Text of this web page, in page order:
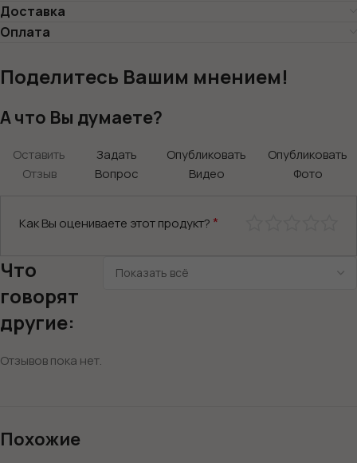
Доставка
Оплата
Поделитесь Вашим мнением!
А что Вы думаете?
Оставить
Отзыв
Задать
Вопрос
Опубликовать
Видео
Опубликовать
Фото
Как Вы оцениваете этот продукт? *
Что
говорят
другие:
Отзывов пока нет.
Похожие